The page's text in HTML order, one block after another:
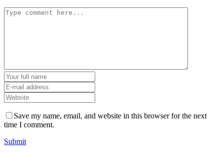
Save my name, email, and website in this browser for the next
time I comment.
Submit